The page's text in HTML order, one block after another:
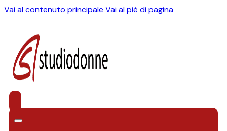
Vai al contenuto principale Vai al piè di pagina